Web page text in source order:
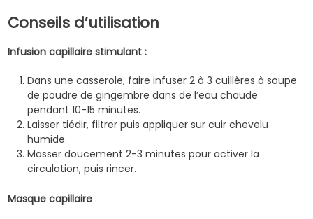
Conseils d’utilisation
Infusion capillaire stimulant :
Dans une casserole, faire infuser 2 à 3 cuillères à soupe
de poudre de gingembre dans de l’eau chaude
pendant 10-15 minutes.
Laisser tiédir, filtrer puis appliquer sur cuir chevelu
humide.
Masser doucement 2-3 minutes pour activer la
circulation, puis rincer.
Masque capillaire: